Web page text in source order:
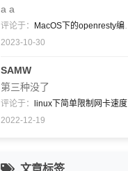
a a
评论于：
MacOS下的openresty编译过程
2023-10-30
SAMW
第三种没了
评论于：
linux下简单限制网卡速度
2022-12-19
文章标签